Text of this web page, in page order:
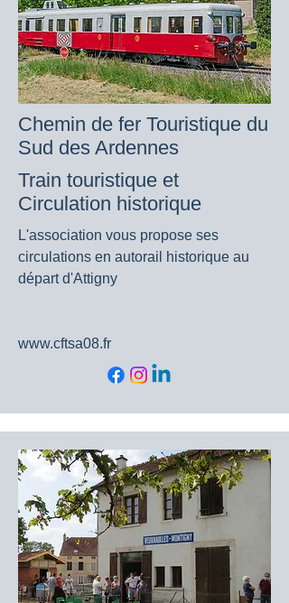
Chemin de fer Touristique du
Sud des Ardennes
Train touristique et
Circulation historique
L'association vous propose ses
circulations en autorail historique au
départ d'Attigny
www.cftsa08.fr